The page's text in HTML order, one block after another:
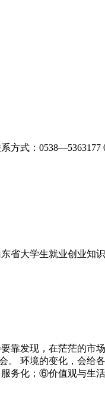
方式：
省大学生就业创业知
靠发现，在茫茫的市
。 环境的变化，会
务化；⑥价值观与生